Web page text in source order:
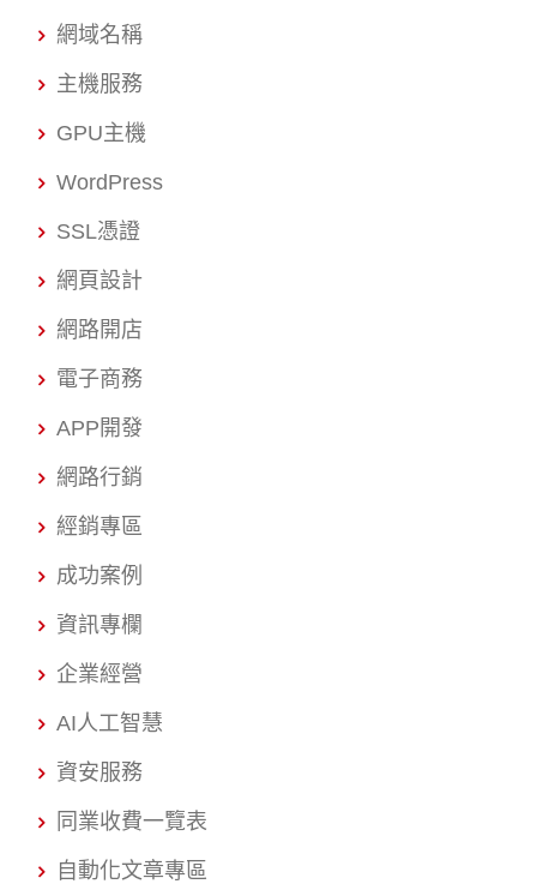
網域名稱
主機服務
GPU主機
WordPress
SSL憑證
網頁設計
網路開店
電子商務
APP開發
網路行銷
經銷專區
成功案例
資訊專欄
企業經營
AI人工智慧
資安服務
同業收費一覽表
自動化文章專區